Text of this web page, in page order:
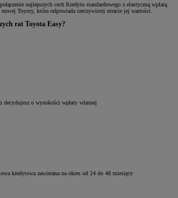
najlepszych cech Kredytu standardowego z elastyczną wpłatą
nowej Toyoty, która odpowiada rzeczywistej utracie jej wartości.
rat Toyota Easy?
decydujesz o wysokości wpłaty własnej
kredytowa zawierana na okres od 24 do 48 miesięcy